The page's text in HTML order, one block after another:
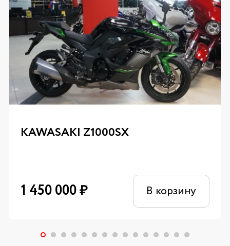
KAWASAKI Z1000SX
1 450 000₽ В корзину